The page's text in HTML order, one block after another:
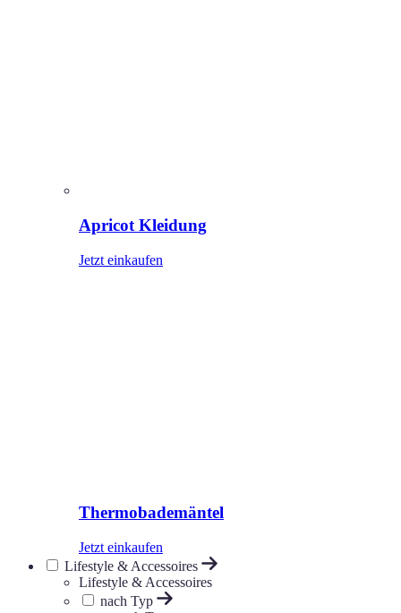
Apricot Kleidung
Jetzt einkaufen
Thermobademäntel
Jetzt einkaufen
Lifestyle & Accessoires
Lifestyle & Accessoires
nach Typ